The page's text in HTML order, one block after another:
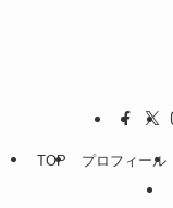
TOP プロフィール